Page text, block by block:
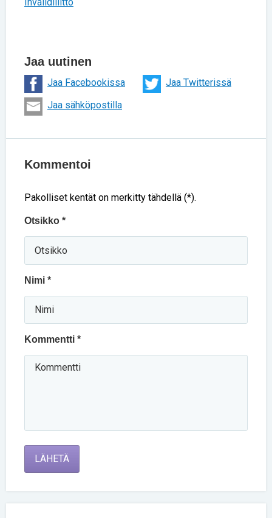
Invalidiliitto
Jaa uutinen
Jaa Facebookissa
Jaa Twitterissä
Jaa sähköpostilla
Kommentoi
Pakolliset kentät on merkitty tähdellä (*).
Otsikko *
Nimi *
Kommentti *
LÄHETÄ